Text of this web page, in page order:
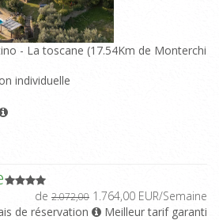
- La toscane (17.54Km de Monterchi
individuelle
de 2.072,00 1.764,00 EUR/Semaine
de réservation
Meilleur tarif garanti